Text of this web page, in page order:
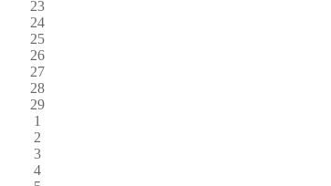
23
24
25
26
27
28
29
1
2
3
4